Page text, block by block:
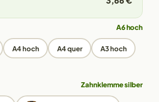
A6 hoch
A4 hoch A4 quer A3 hoch
Zahnklemme silber